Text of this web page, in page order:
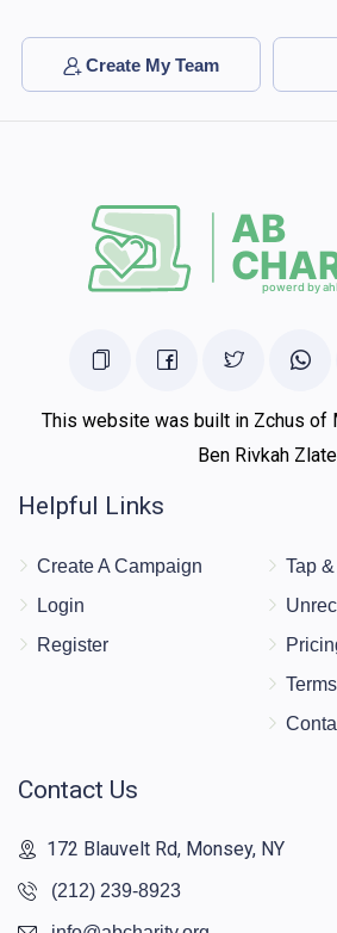
Create My Team
This website was built in Zchus of
Ben Rivkah Zlate
Helpful Links
Create A Campaign
Login
Register
Tap
Contact Us
172 Blauvelt Rd, Monsey, NY
(212) 239-8923